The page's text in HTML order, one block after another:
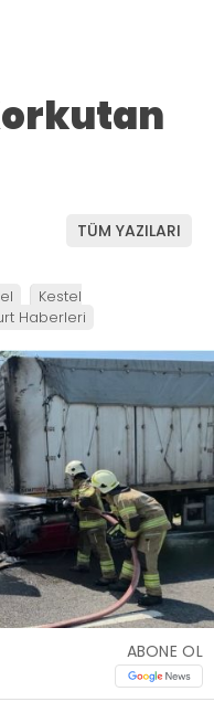
TÜM YAZILARI
Kestel
Haberleri
ABONE OL